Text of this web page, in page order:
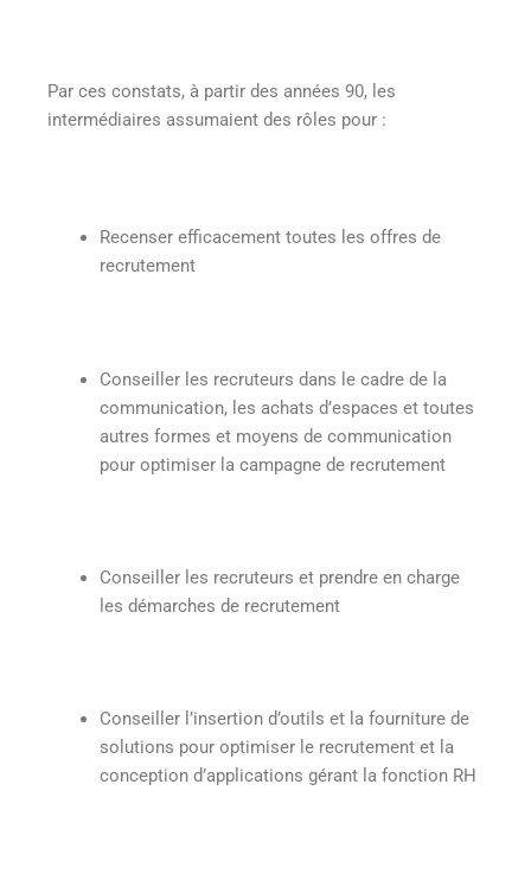
Par ces constats, à partir des années 90, les
intermédiaires assumaient des rôles pour :
Recenser efficacement toutes les offres de
recrutement
Conseiller les recruteurs dans le cadre de la
communication, les achats d’espaces et toutes
autres formes et moyens de communication
pour optimiser la campagne de recrutement
Conseiller les recruteurs et prendre en charge
les démarches de recrutement
Conseiller l’insertion d’outils et la fourniture de
solutions pour optimiser le recrutement et la
conception d’applications gérant la fonction RH